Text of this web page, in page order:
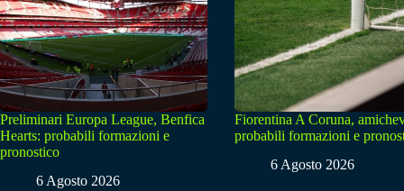
Preliminari Europa League, Benfica
Hearts: probabili formazioni e
pronostico
6 Agosto 2026
Fiorentina A Coruna,
probabili formazioni e
6 Agosto 2026